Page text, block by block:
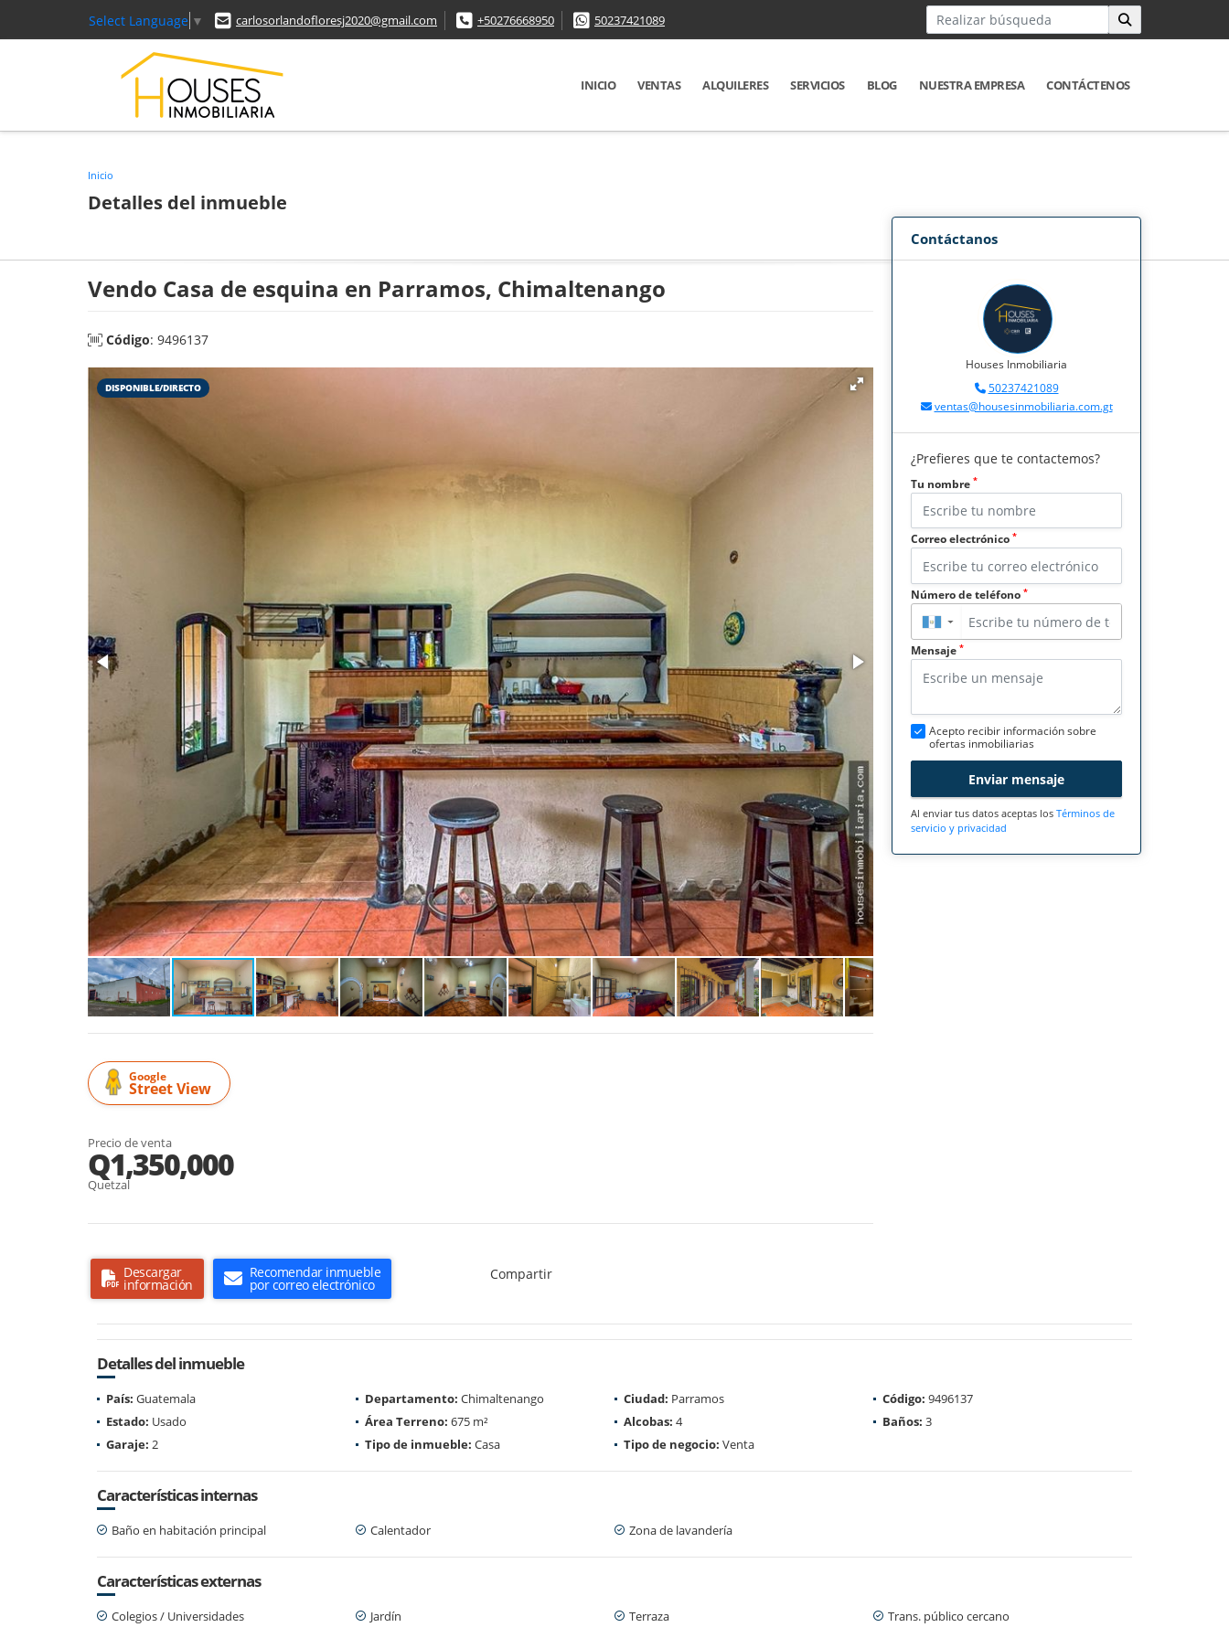
Select Language ▼ carlosorlandofloresj2020@gmail.com +50276668950 50237421089
INICIO VENTAS ALQUILERES SERVICIOS BLOG NUESTRA EMPRESA CONTÁCTENOS
Inicio
Detalles del inmueble
Vendo Casa de esquina en Parramos, Chimaltenango
Código: 9496137
DISPONIBLE/DIRECTO
Google
Street View
Precio de venta
Q1,350,000
Quetzal
Descargar
información
Recomendar inmueble
por correo electrónico
Compartir
Contáctanos
Houses Inmobiliaria
50237421089
ventas@housesinmobiliaria.com.gt
¿Prefieres que te contactemos?
Tu nombre *
Correo electrónico *
Número de teléfono *
▼
Mensaje *
Acepto recibir información sobre
ofertas inmobiliarias
Enviar mensaje
Al enviar tus datos aceptas los Términos de
servicio y privacidad
Detalles del inmueble
País: Guatemala Departamento: Chimaltenango Ciudad: Parramos Código: 9496137
Estado: Usado Área Terreno: 675 m² Alcobas: 4 Baños: 3
Garaje: 2 Tipo de inmueble: Casa Tipo de negocio: Venta
Características internas
Baño en habitación principal Calentador Zona de lavandería
Características externas
Colegios / Universidades Jardín Terraza Trans. público cercano